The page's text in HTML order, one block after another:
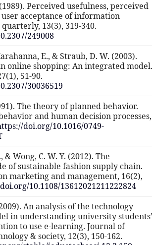
[34] Davis, F. D. (1989). Perceived
ease of use, and user acceptance
technology. MIS quarterly, 13(3),
https://doi.org/10.2307/249008
[35] Gefen, D., Karahanna, E., &
Trust and TAM in online shopping:
MIS quarterly, 27(1), 51-90.
https://doi.org/10.2307/30036519
[36] Ajzen, I. (1991). The theory of
Organizational behavior and
50(2), 179-211.https://doi.org/
[37] Ting-yan, C., & Wong, C. W. Y.
consumption side of sustainable
Journal of fashion marketing and
193-215.https://doi.org/10.1108/
[38] Park, S. Y. (2009). An analysis
acceptance model in
behavioral intention to use e-
educational technology & society,